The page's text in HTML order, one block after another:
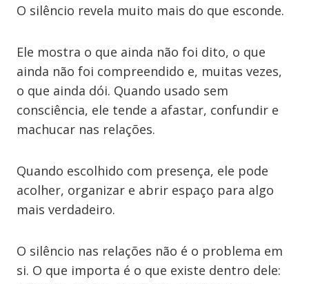
O silêncio revela muito mais do que esconde.
Ele mostra o que ainda não foi dito, o que
ainda não foi compreendido e, muitas vezes,
o que ainda dói. Quando usado sem
consciência, ele tende a afastar, confundir e
machucar nas relações.
Quando escolhido com presença, ele pode
acolher, organizar e abrir espaço para algo
mais verdadeiro.
O silêncio nas relações não é o problema em
si. O que importa é o que existe dentro dele: